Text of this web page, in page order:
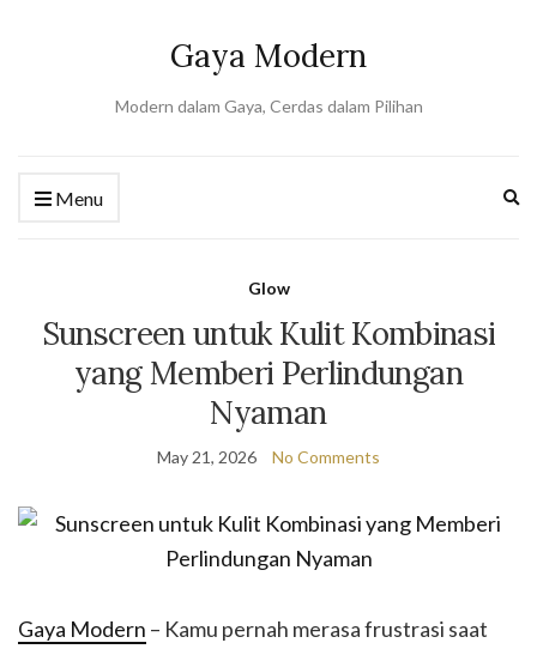
Gaya Modern
Modern dalam Gaya, Cerdas dalam Pilihan
Menu
Glow
Sunscreen untuk Kulit Kombinasi
yang Memberi Perlindungan
Nyaman
May 21, 2026 No Comments
Gaya Modern – Kamu pernah merasa frustrasi saat